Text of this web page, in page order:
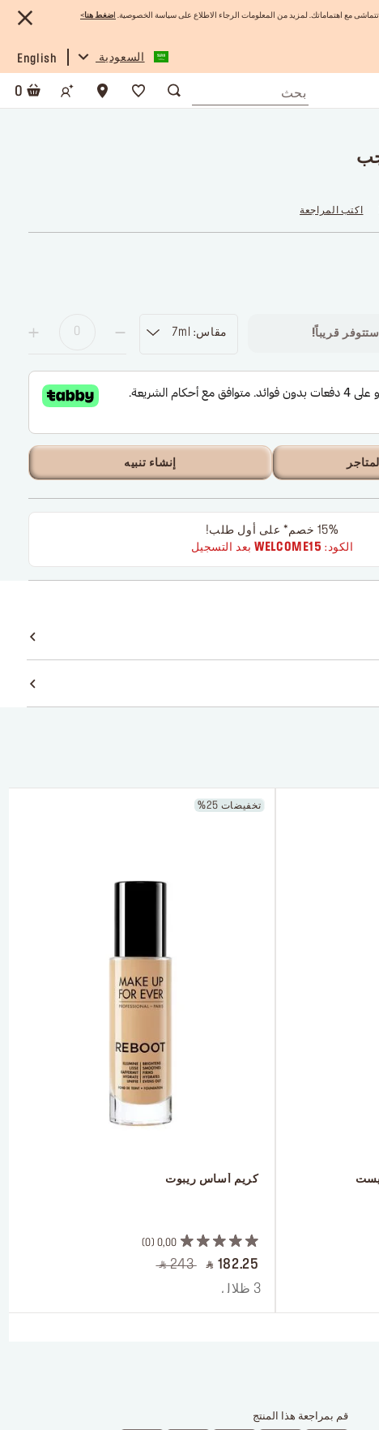
مع اهتماماتك. لمزيد من المعلومات الرجاء الاطلاع على سياسة الخصوصية. ضغط هنا >
السعودية English
0
اكتب المراجعة
مقاس: 7ml قريباً!
إنشاء تنبيه
15% خصم* على أول طلب!
الكود: WELCOME15بعد التسجيل
تخفيضات 25%
كريم أساس ريبوت
0,00
0
‎ ⃁ 243 ‎
‎ ⃁ 182.25 ‎
3 ظلال
قم بمراجعة هذا المنتج